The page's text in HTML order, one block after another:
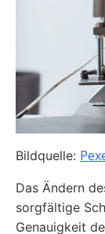
Bildquelle:
Das Ändern
sorgfältige
Genauigkeit